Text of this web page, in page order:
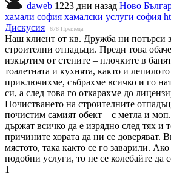
daweb 1223 дни назад Ново
хамали софия хамалски услуги софия
Дискусия
678 Прегледа
Наш клиент от кв. Дружба ни потърси
строителни отпадъци. Преди това
изкъртим от стените – плочките в
тоалетната и кухнята, както и
приключихме, събрахме всичко и го
си, а след това го откарахме до
Почистването на строителните
почистим самият обект – с метла и
държат всичко да е изрядно след тях и
причините хората да ни се доверяват.
мястото, така както се го заварили.
подобни услуги, то не се колебайте да
1